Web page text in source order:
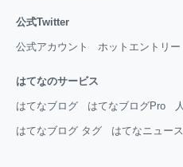
公式Twitter
公式アカウント ホットエントリー
はてなのサービス
はてなブログ はてなブログPro
はてなブログ タグ はてなニュース